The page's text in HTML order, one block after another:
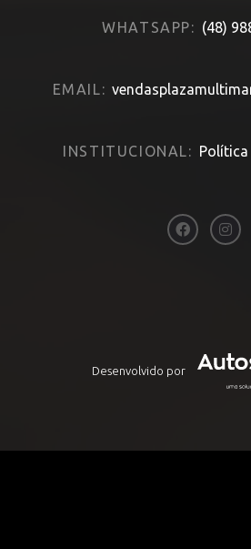
WHATSAPP: (48)
EMAIL:
INSTITUCIONAL:
Desenvolvido por